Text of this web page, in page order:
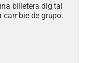
billetera digital
cambie de grupo.